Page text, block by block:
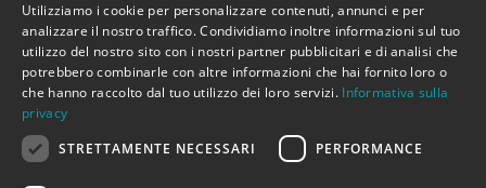
ITALIAN
ENGLISH
Utilizziamo i cookie per personalizzare contenuti, annunci e per
analizzare il nostro traffico. Condividiamo inoltre informazioni sul tuo
utilizzo del nostro sito con i nostri partner pubblicitari e di analisi che
potrebbero combinarle con altre informazioni che hai fornito loro o
che hanno raccolto dal tuo utilizzo dei loro servizi. Informativa sulla
privacy
STRETTAMENTE NECESSARI
PERFORMANCE